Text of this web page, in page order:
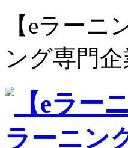
【eラーニ
ング専門